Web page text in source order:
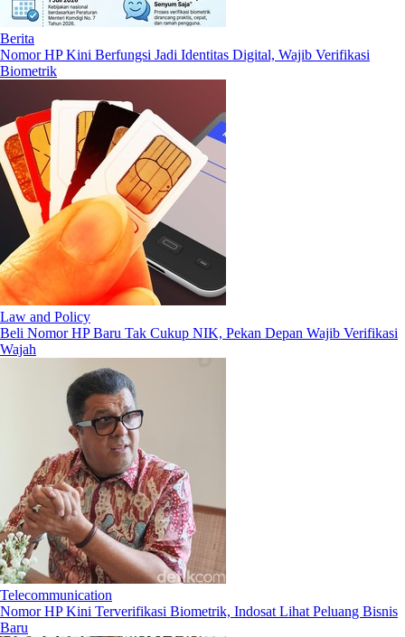
Berita
Nomor HP Kini Berfungsi Jadi Identitas Digital, Wajib Verifikasi
Biometrik
Law and Policy
Beli Nomor HP Baru Tak Cukup NIK, Pekan Depan Wajib Verifikasi
Wajah
Telecommunication
Nomor HP Kini Terverifikasi Biometrik, Indosat Lihat Peluang Bisnis
Baru